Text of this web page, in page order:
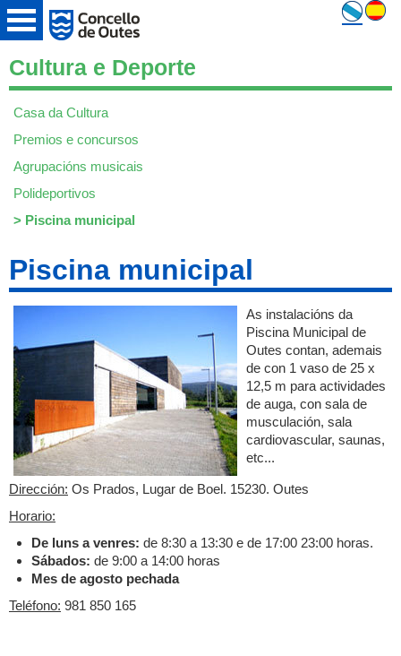
Cultura e Deporte
Casa da Cultura
Premios e concursos
Agrupacións musicais
Polideportivos
> Piscina municipal
Piscina municipal
As instalacións da
Piscina Municipal de
Outes contan, ademais
de con 1 vaso de 25 x
12,5 m para actividades
de auga, con sala de
musculación, sala
cardiovascular, saunas,
etc...
Dirección: Os Prados, Lugar de Boel. 15230. Outes
Horario:
De luns a venres: de 8:30 a 13:30 e de 17:00 23:00 horas.
Sábados: de 9:00 a 14:00 horas
Mes de agosto pechada
Teléfono: 981 850 165